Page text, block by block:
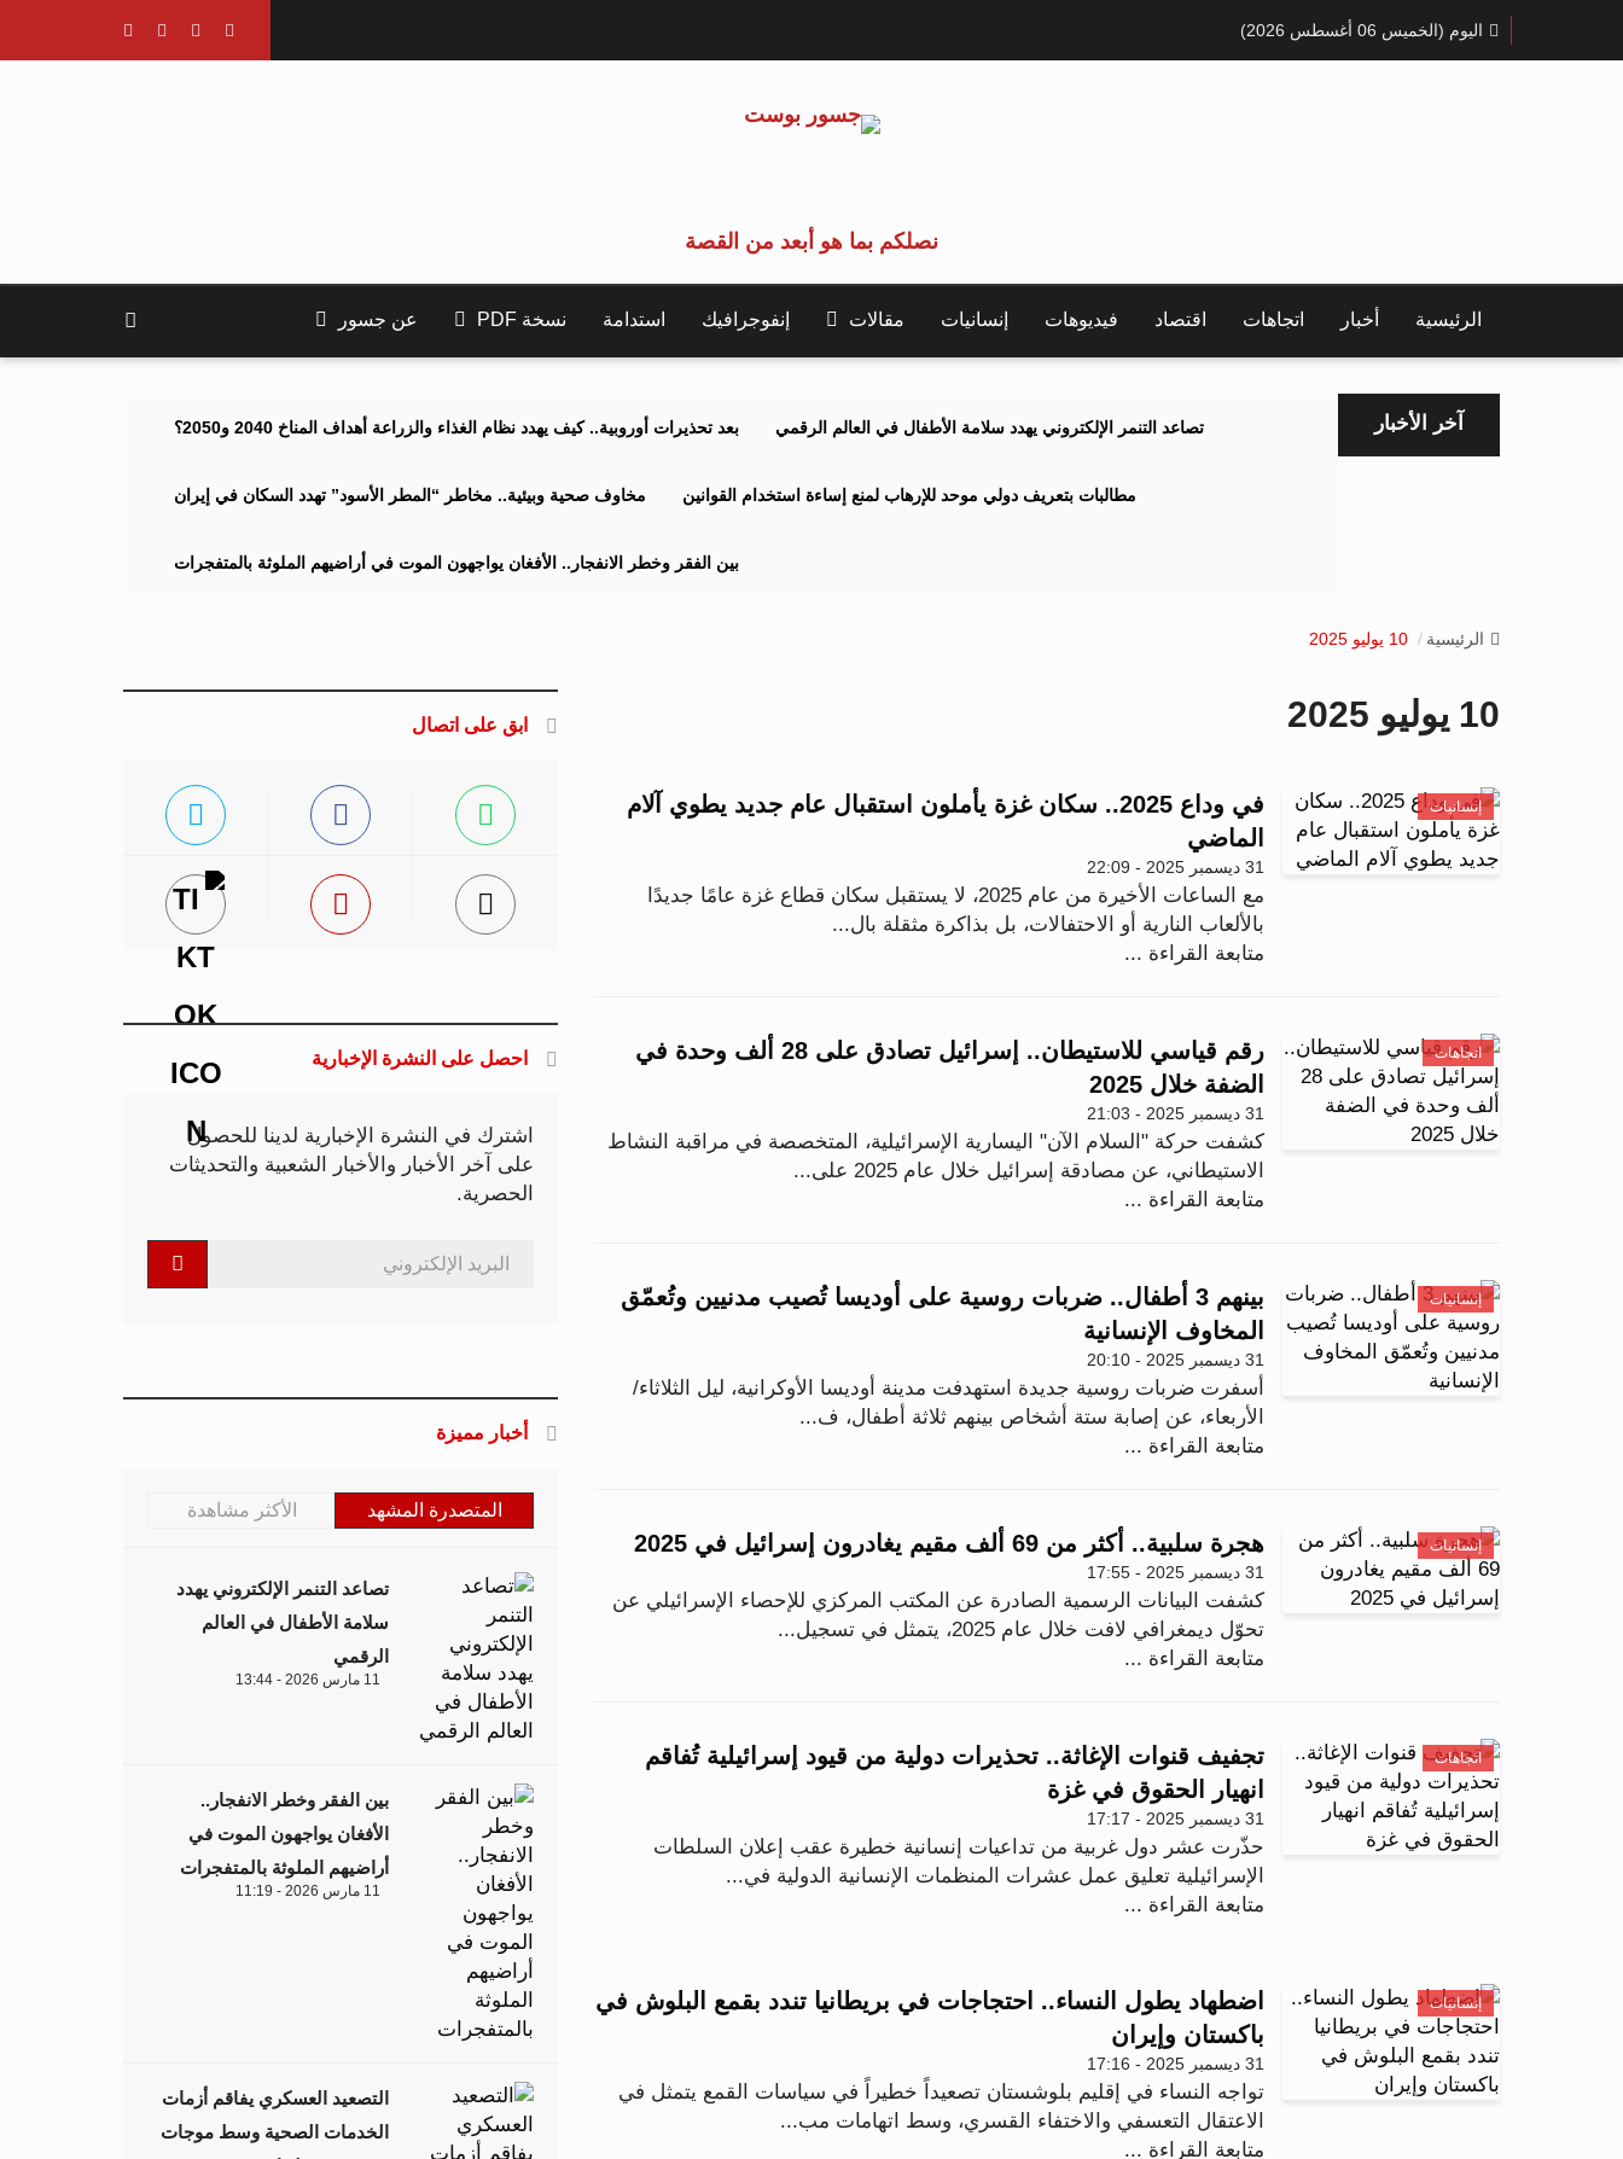
اليوم (الخميس 06 أغسطس 2026)
نصلكم بما هو أبعد من القصة
الرئيسية أخبار اتجاهات اقتصاد فيديوهات إنسانيات مقالات إنفوجرافيك استدامة نسخة PDF عن جسور
آخر الأخبار بعد تحذيرات أوروبية.. كيف يهدد نظام الغذاء والزراعة أهداف المناخ 2040 و2050؟ تصاعد التنمر الإلكتروني يهدد سلامة الأطفال في العالم الرقمي
مخاوف صحية وبيئية.. مخاطر “المطر الأسود” تهدد السكان في إيران مطالبات بتعريف دولي موحد للإرهاب لمنع إساءة استخدام القوانين
بين الفقر وخطر الانفجار.. الأفغان يواجهون الموت في أراضيهم الملوثة بالمتفجرات
الرئيسية 10 يوليو 2025
10 يوليو 2025
إنسانيات
في وداع 2025.. سكان غزة يأملون استقبال عام جديد يطوي آلام
الماضي
31 ديسمبر 2025 - 22:09
مع الساعات الأخيرة من عام 2025، لا يستقبل سكان قطاع غزة عامًا جديدًا
بالألعاب النارية أو الاحتفالات، بل بذاكرة مثقلة بال...
متابعة القراءة ...
اتجاهات
رقم قياسي للاستيطان.. إسرائيل تصادق على 28 ألف وحدة في
الضفة خلال 2025
31 ديسمبر 2025 - 21:03
كشفت حركة "السلام الآن" اليسارية الإسرائيلية، المتخصصة في مراقبة النشاط
الاستيطاني، عن مصادقة إسرائيل خلال عام 2025 على...
متابعة القراءة ...
إنسانيات
بينهم 3 أطفال.. ضربات روسية على أوديسا تُصيب مدنيين وتُعمّق
المخاوف الإنسانية
31 ديسمبر 2025 - 20:10
أسفرت ضربات روسية جديدة استهدفت مدينة أوديسا الأوكرانية، ليل الثلاثاء/
الأربعاء، عن إصابة ستة أشخاص بينهم ثلاثة أطفال، ف...
متابعة القراءة ...
إنسانيات هجرة سلبية.. أكثر من 69 ألف مقيم يغادرون إسرائيل في 2025
31 ديسمبر 2025 - 17:55
كشفت البيانات الرسمية الصادرة عن المكتب المركزي للإحصاء الإسرائيلي عن
تحوّل ديمغرافي لافت خلال عام 2025، يتمثل في تسجيل...
متابعة القراءة ...
اتجاهات
تجفيف قنوات الإغاثة.. تحذيرات دولية من قيود إسرائيلية تُفاقم
انهيار الحقوق في غزة
31 ديسمبر 2025 - 17:17
حذّرت عشر دول غربية من تداعيات إنسانية خطيرة عقب إعلان السلطات
الإسرائيلية تعليق عمل عشرات المنظمات الإنسانية الدولية في...
متابعة القراءة ...
إنسانيات
اضطهاد يطول النساء.. احتجاجات في بريطانيا تندد بقمع البلوش في
باكستان وإيران
31 ديسمبر 2025 - 17:16
تواجه النساء في إقليم بلوشستان تصعيداً خطيراً في سياسات القمع يتمثل في
الاعتقال التعسفي والاختفاء القسري، وسط اتهامات مب...
متابعة القراءة ...
ابق على اتصال
احصل على النشرة الإخبارية
اشترك في النشرة الإخبارية لدينا للحصول
على آخر الأخبار والأخبار الشعبية والتحديثات
الحصرية.
أخبار مميزة
المتصدرة المشهد الأكثر مشاهدة
تصاعد التنمر الإلكتروني يهدد
سلامة الأطفال في العالم
الرقمي
11 مارس 2026 - 13:44
بين الفقر وخطر الانفجار..
الأفغان يواجهون الموت في
أراضيهم الملوثة بالمتفجرات
11 مارس 2026 - 11:19
التصعيد العسكري يفاقم أزمات
الخدمات الصحية وسط موجات